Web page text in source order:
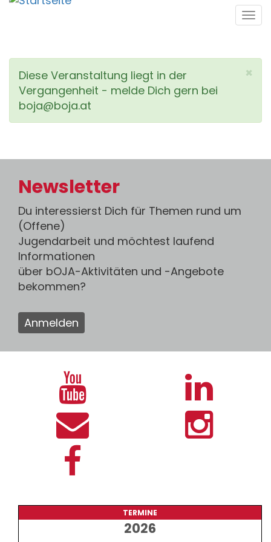
Direkt
×
Statusmeldung
Diese Veranstaltung liegt in der
Vergangenheit - melde Dich gern bei
boja@boja.at
Newsletter
Du interessierst Dich für Themen rund um
(Offene)
Jugendarbeit und möchtest laufend
Informationen
über bOJA-Aktivitäten und -Angebote
bekommen?
Anmelden
TERMINE
2026